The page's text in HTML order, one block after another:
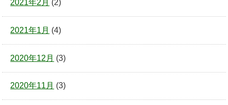
2021年2月 (2)
2021年1月 (4)
2020年12月 (3)
2020年11月 (3)